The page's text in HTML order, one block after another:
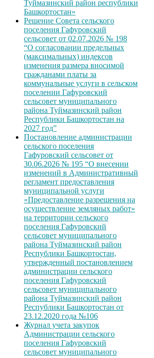
Туймазинский район республики
Башкортостан»
Решение Совета сельского
поселения Гафуровский
сельсовет от 02.07.2026 № 198
“О согласовании предельных
(максимальных) индексов
изменения размера вносимой
гражданами платы за
коммунальные услуги в сельском
поселении Гафуровский
сельсовет муниципального
района Туймазинский район
Республики Башкортостан на
2027 год”
Постановление администрации
сельского поселения
Гафуровский сельсовет от
30.06.2026 № 195 “О внесении
изменений в Административный
регламент предоставления
муниципальной услуги
«Предоставление разрешения на
осуществление земляных работ»
на территории сельского
поселения Гафуровский
сельсовет муниципального
района Туймазинский район
Республики Башкортостан,
утвержденный постановлением
администрации сельского
поселения Гафуровский
сельсовет муниципального
района Туймазинский район
Республики Башкортостан от
23.12.2020 года №106
Журнал учета закупок
Администрации сельского
поселения Гафуровский
сельсовет муниципального